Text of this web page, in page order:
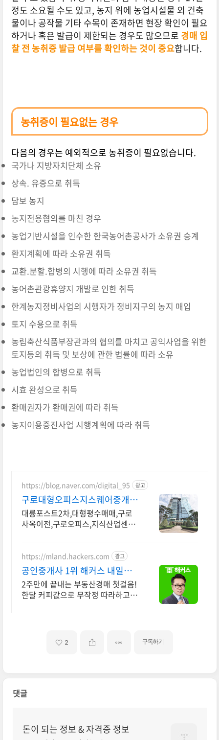
정도 소요될 수도 있고, 농지 위에 농업시설물 외 건축
물이나 공작물 기타 수목이 존재하면 현장 확인이 필요
하거나 혹은 발급이 제한되는 경우도 많으므로 경매 입
찰 전 농취증 발급 여부를 확인하는 것이 중요합니다.
농취증이 필요없는 경우
다음의 경우는 예외적으로 농취증이 필요없습니다.
국가나 지방자치단체 소유
상속. 유증으로 취득
담보 농지
농지전용협의를 마친 경우
농업기반시설을 인수한 한국농어촌공사가 소유권 승계
환지계획에 따라 소유권 취득
교환.분할.합병의 시행에 따라 소유권 취득
농어촌관광휴양지 개발로 인한 취득
한계농지정비사업의 시행자가 정비지구의 농지 매입
토지 수용으로 취득
농림축산식품부장관과의 협의를 마치고 공익사업을 위한
토지등의 취득 및 보상에 관한 법률에 따라 소유
농업법인의 합병으로 취득
시효 완성으로 취득
환매권자가 환매권에 따라 취득
농지이용증진사업 시행계획에 따라 취득
https://blog.naver.com/digital_95 광고
구로대형오피스지스퀘어중개법
인 지식산업센터 매매,분양,임대
대륭포스트2차,대형평수매매,구로
사옥이전,구로오피스,지식산업센터
https://mland.hackers.com 광고
공인중개사 1위 해커스 내일배
움카드 특급지원 혜택!
2주만에 끝내는 부동산경매 첫걸음!
한달 커피값으로 무작정 따라하고 부
2 구독하기
댓글
돈이 되는 정보 & 자격증 정보